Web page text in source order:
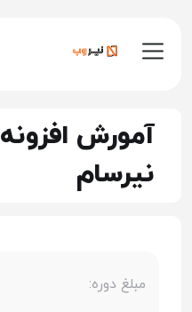
آمورش افزونه
نیرسام
مبلغ دوره: